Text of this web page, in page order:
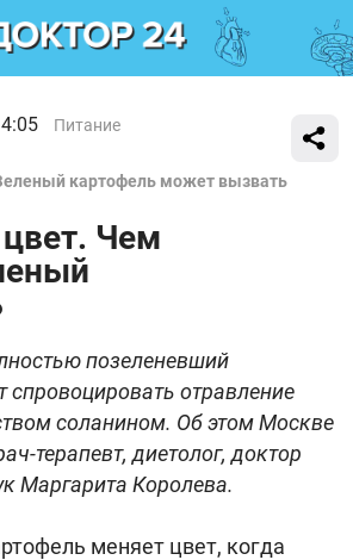
Питание
картофель может вызвать
Чем
позеленевший
спровоцировать отравление
соланином. Об этом Москве
терапевт, диетолог, доктор
Маргарита Королева.
меняет цвет, когда